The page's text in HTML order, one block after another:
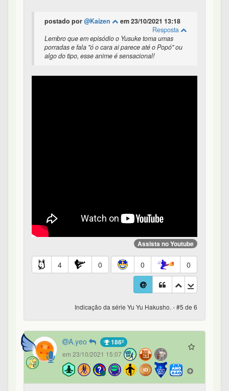
postado por@Kaizen
em 23/10/2021 13:18
Resposta
Lembro que em episódio o Yusuke toma umas
porradas e fala "ó o cara ai parece até o Popó" ou
algo do tipo, esse anime é sensacional!
Assista no Youtube
4 0 0 0
Indicação da série Yu Yu Hakusho. - #5 de 6
A.yeo 186º
em 23/10/2021 15:07